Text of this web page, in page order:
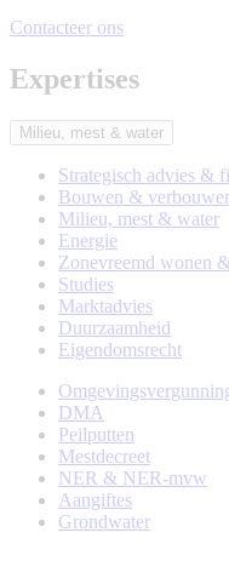
Contacteer ons
Expertises
Milieu, mest & water
Strategisch advies &
Bouwen &
Milieu, mest & water
Energie
Zonevreemd wonen
Studies
Marktadvies
Duurzaamheid
Eigendomsrecht
Subexpertises
DMA
Peilputten
Mestdecreet
NER & NER-mvw
Aangiftes
Grondwater